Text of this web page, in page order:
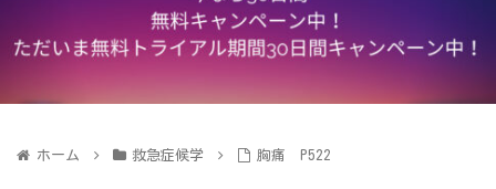
ホーム 救急症候学 胸痛 P522